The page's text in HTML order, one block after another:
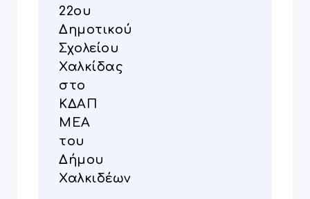
22ου
Δημοτικού
Σχολείου
Χαλκίδας
στο
ΚΔΑΠ
ΜΕΑ
του
Δήμου
Χαλκιδέων